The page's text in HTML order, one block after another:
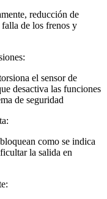
reducción de
de los frenos y
el sensor de
desactiva las funciones
de seguridad
como se indica
la salida en